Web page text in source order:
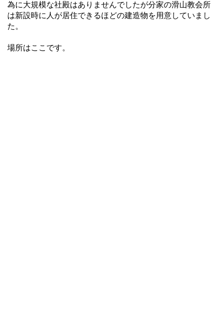
為に大規模な社殿はありませんでしたが分家の滑山教会所
は新設時に人が居住できるほどの建造物を用意していまし
た。
場所はここです。